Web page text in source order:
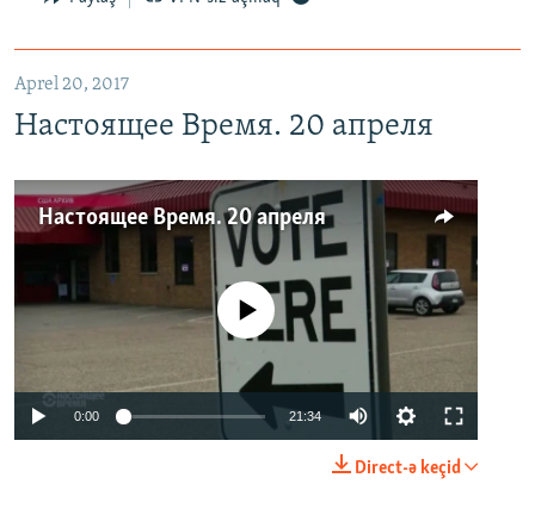
Aprel 20, 2017
Настоящее Время. 20 апреля
Настоящее Время. 20 апреля
No media source currently available
0:00 21:34
Direct-ə keçid